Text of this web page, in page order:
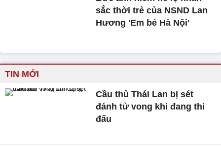
sắc thời trẻ của NSND Lan
Hương 'Em bé Hà Nội'
TIN MỚI
Cầu thủ Thái Lan bị sét
đánh tử vong khi đang thi
đấu